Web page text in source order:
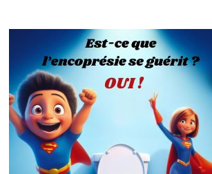
CONSTIPATION